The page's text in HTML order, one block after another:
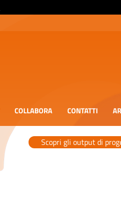
COLLABORA CONTATTI
Scopri gli output di